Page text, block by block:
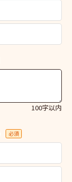
100字以内
必須